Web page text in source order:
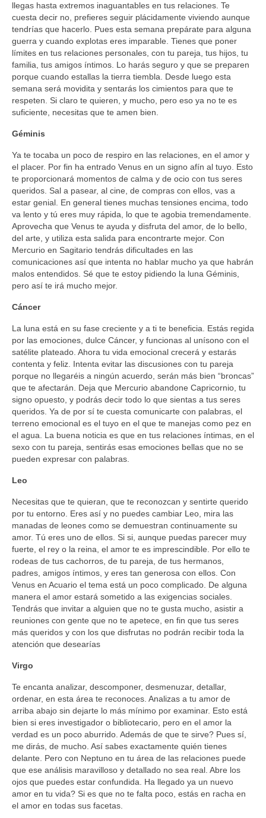
llegas hasta extremos inaguantables en tus relaciones. Te
cuesta decir no, prefieres seguir plácidamente viviendo aunque
tendrías que hacerlo. Pues esta semana prepárate para alguna
guerra y cuando explotas eres imparable. Tienes que poner
límites en tus relaciones personales, con tu pareja, tus hijos, tu
familia, tus amigos íntimos. Lo harás seguro y que se preparen
porque cuando estallas la tierra tiembla. Desde luego esta
semana será movidita y sentarás los cimientos para que te
respeten. Si claro te quieren, y mucho, pero eso ya no te es
suficiente, necesitas que te amen bien.
Géminis
Ya te tocaba un poco de respiro en las relaciones, en el amor y
el placer. Por fin ha entrado Venus en un signo afín al tuyo. Esto
te proporcionará momentos de calma y de ocio con tus seres
queridos. Sal a pasear, al cine, de compras con ellos, vas a
estar genial. En general tienes muchas tensiones encima, todo
va lento y tú eres muy rápida, lo que te agobia tremendamente.
Aprovecha que Venus te ayuda y disfruta del amor, de lo bello,
del arte, y utiliza esta salida para encontrarte mejor. Con
Mercurio en Sagitario tendrás dificultades en las
comunicaciones así que intenta no hablar mucho ya que habrán
malos entendidos. Sé que te estoy pidiendo la luna Géminis,
pero así te irá mucho mejor.
Cáncer
La luna está en su fase creciente y a ti te beneficia. Estás regida
por las emociones, dulce Cáncer, y funcionas al unísono con el
satélite plateado. Ahora tu vida emocional crecerá y estarás
contenta y feliz. Intenta evitar las discusiones con tu pareja
porque no llegaréis a ningún acuerdo, serán más bien “broncas”
que te afectarán. Deja que Mercurio abandone Capricornio, tu
signo opuesto, y podrás decir todo lo que sientas a tus seres
queridos. Ya de por sí te cuesta comunicarte con palabras, el
terreno emocional es el tuyo en el que te manejas como pez en
el agua. La buena noticia es que en tus relaciones íntimas, en el
sexo con tu pareja, sentirás esas emociones bellas que no se
pueden expresar con palabras.
Leo
Necesitas que te quieran, que te reconozcan y sentirte querido
por tu entorno. Eres así y no puedes cambiar Leo, mira las
manadas de leones como se demuestran continuamente su
amor. Tú eres uno de ellos. Si si, aunque puedas parecer muy
fuerte, el rey o la reina, el amor te es imprescindible. Por ello te
rodeas de tus cachorros, de tu pareja, de tus hermanos,
padres, amigos íntimos, y eres tan generosa con ellos. Con
Venus en Acuario el tema está un poco complicado. De alguna
manera el amor estará sometido a las exigencias sociales.
Tendrás que invitar a alguien que no te gusta mucho, asistir a
reuniones con gente que no te apetece, en fin que tus seres
más queridos y con los que disfrutas no podrán recibir toda la
atención que desearías
Virgo
Te encanta analizar, descomponer, desmenuzar, detallar,
ordenar, en esta área te reconoces. Analizas a tu amor de
arriba abajo sin dejarte lo más mínimo por examinar. Esto está
bien si eres investigador o bibliotecario, pero en el amor la
verdad es un poco aburrido. Además de que te sirve? Pues sí,
me dirás, de mucho. Así sabes exactamente quién tienes
delante. Pero con Neptuno en tu área de las relaciones puede
que ese análisis maravilloso y detallado no sea real. Abre los
ojos que puedes estar confundida. Ha llegado ya un nuevo
amor en tu vida? Si es que no te falta poco, estás en racha en
el amor en todas sus facetas.